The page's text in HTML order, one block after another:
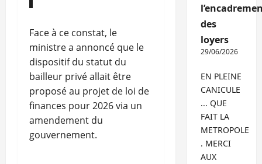
Face à ce constat, le
ministre a annoncé que le
dispositif du statut du
bailleur privé allait être
proposé au projet de loi de
finances pour 2026 via un
amendement du
gouvernement.
des
loyers
29/06/2026
EN PLEINE
CANICULE
... QUE
FAIT LA
METROPOLE
. MERCI
AUX